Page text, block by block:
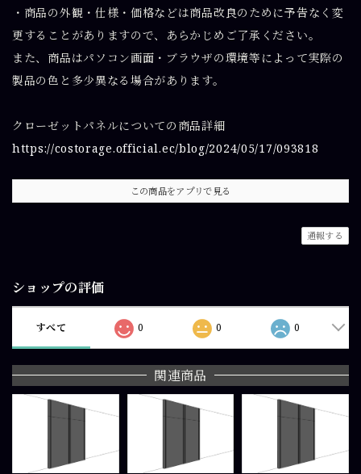
・商品の外観・仕様・価格などは商品改良のために予告なく変
更することがありますので、あらかじめご了承ください。
また、商品はパソコン画面・ブラウザの環境等によって実際の
製品の色と多少異なる場合があります。
クローゼットパネルについての商品詳細
https://costorage.official.ec/blog/2024/05/17/093818
この商品をアプリで見る
通報する
ショップの評価
すべて 0 0 0
関連商品